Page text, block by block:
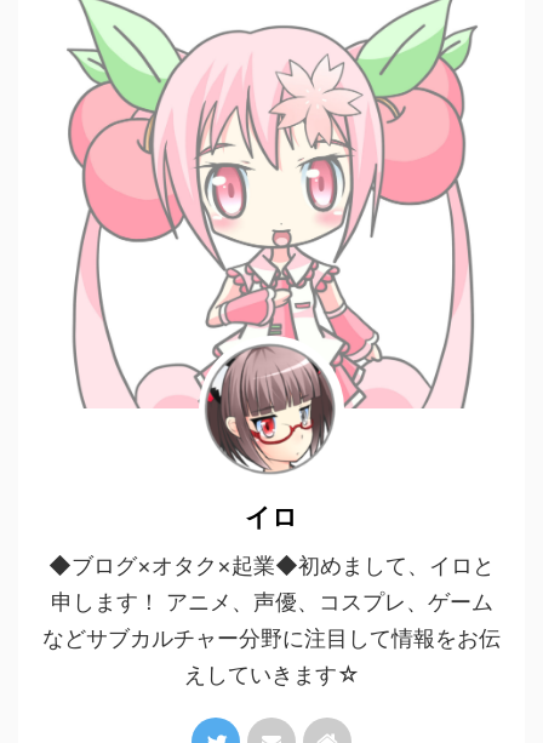
イロ
◆ブログ×オタク×起業◆初めまして、イロと
申します！ アニメ、声優、コスプレ、ゲーム
などサブカルチャー分野に注目して情報をお伝
えしていきます☆